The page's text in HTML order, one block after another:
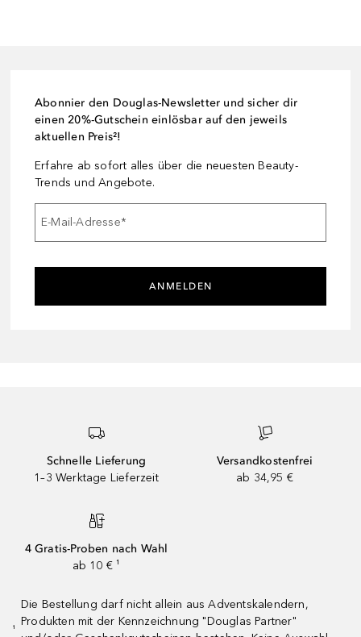
Abonnier den Douglas-Newsletter und sicher dir
einen 20%-Gutschein einlösbar auf den jeweils
aktuellen Preis²!
Erfahre ab sofort alles über die neuesten Beauty-
Trends und Angebote.
E-Mail-Adresse*
ANMELDEN
Schnelle Lieferung
1–3 Werktage Lieferzeit
Versandkostenfrei
ab 34,95 €
4 Gratis-Proben nach Wahl
ab 10 € ¹
¹
Die Bestellung darf nicht allein aus Adventskalendern,
Produkten mit der Kennzeichnung "Douglas Partner"